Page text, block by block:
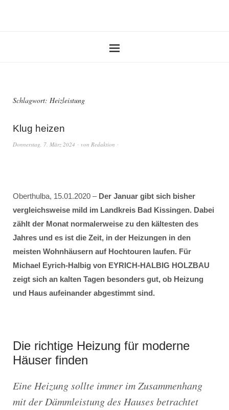
Schlagwort: Heizleistung
Klug heizen
Donnerstag, 7. März 2024 von Redaktion
Oberthulba, 15.01.2020 – Der Januar gibt sich bisher
vergleichsweise mild im Landkreis Bad Kissingen. Dabei
zählt der Monat normalerweise zu den kältesten des
Jahres und es ist die Zeit, in der Heizungen in den
meisten Wohnhäusern auf Hochtouren laufen. Für
Michael Eyrich-Halbig von EYRICH-HALBIG HOLZBAU
zeigt sich an kalten Tagen besonders gut, ob Heizung
und Haus aufeinander abgestimmt sind.
Die richtige Heizung für moderne
Häuser finden
Eine Heizung sollte immer im Zusammenhang
mit der Dämmleistung des Hauses betrachtet